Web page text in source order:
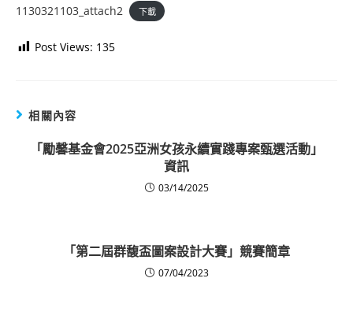
1130321103_attach2 下載
Post Views: 135
相關內容
「勵馨基金會2025亞洲女孩永續實踐專案甄選活動」
資訊
03/14/2025
「第二屆群馥盃圖案設計大賽」競賽簡章
07/04/2023